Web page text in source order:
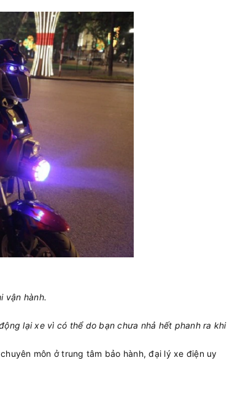
vận hành.
lại xe vì có thể do bạn chưa nhả hết phanh ra khi
môn ở trung tâm bảo hành, đại lý xe điện uy